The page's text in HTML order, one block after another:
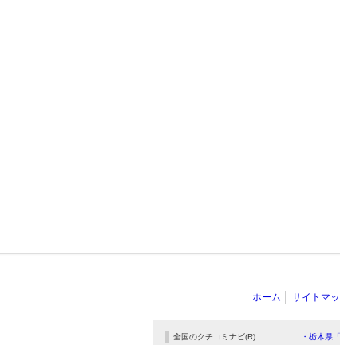
ホーム サイトマ
全国のクチコミナビ(R) ・栃木県